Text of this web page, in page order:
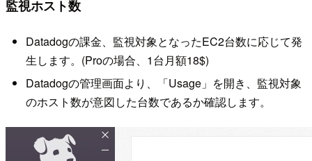
監視ホスト数
Datadogの課金、監視対象となったEC2台数に応じて発
生します。(Proの場合、1台月額18$)
Datadogの管理画面より、「Usage」を開き、監視対象
のホスト数が意図した台数であるか確認します。